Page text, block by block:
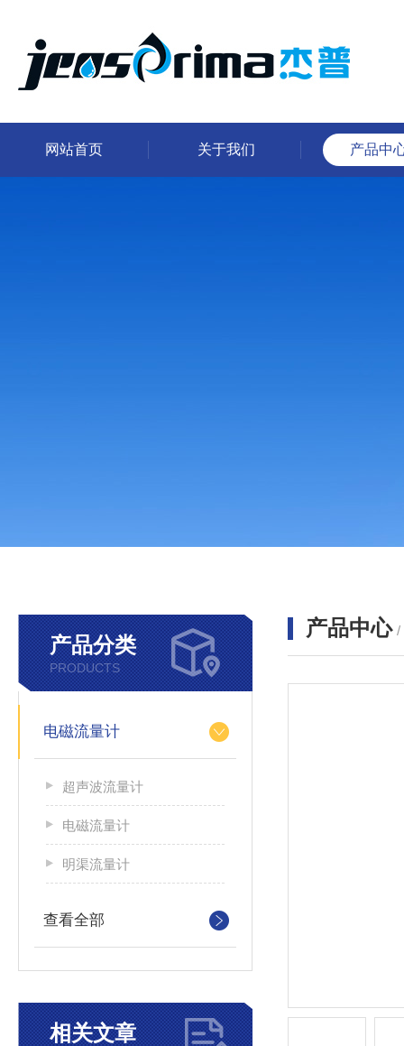
网站首页 关于我们 产品中
产品分类
PRODUCTS
电磁流量计
超声波流量计
电磁流量计
明渠流量计
查看全部
相关文章
产品中心 /